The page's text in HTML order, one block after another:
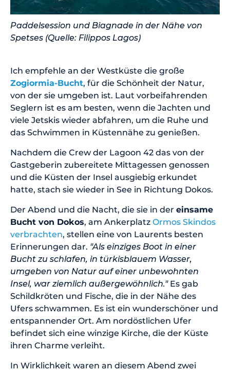
Paddelsession und Biagnade in der Nähe von
Spetses (Quelle: Filippos Lagos)
Ich empfehle an der Westküste die große
Zogiormia-Bucht, für die Schönheit der Natur,
von der sie umgeben ist. Laut vorbeifahrenden
Seglern ist es am besten, wenn die Jachten und
viele Jetskis wieder abfahren, um die Ruhe und
das Schwimmen in Küstennähe zu genießen.
Nachdem die Crew der Lagoon 42 das von der
Gastgeberin zubereitete Mittagessen genossen
und die Küsten der Insel ausgiebig erkundet
hatte, stach sie wieder in See in Richtung Dokos.
Der Abend und die Nacht, die sie in der einsame
Bucht von Dokos, am Ankerplatz Ormos Skindos
verbrachten, stellen eine von Laurents besten
Erinnerungen dar. "Als einziges Boot in einer
Bucht zu schlafen, in türkisblauem Wasser,
umgeben von Natur auf einer unbewohnten
Insel, war ziemlich außergewöhnlich."Es gab
Schildkröten und Fische, die in der Nähe des
Ufers schwammen. Es ist ein wunderschöner und
entspannender Ort. Am nordöstlichen Ufer
befindet sich eine winzige Kirche, die der Küste
ihren Charme verleiht.
In Wirklichkeit waren an diesem Abend zwei